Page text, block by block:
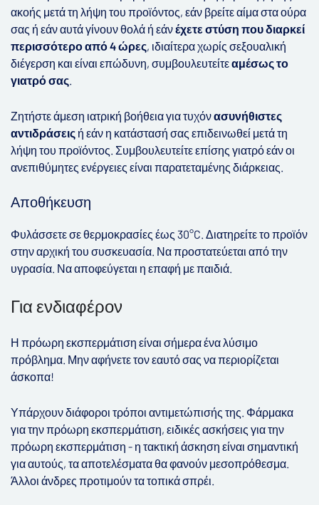
ακοής μετά τη λήψη του προϊόντος, εάν βρείτε αίμα στα ούρα
σας ή εάν αυτά γίνουν θολά ή εάνέχετε στύση που διαρκεί
περισσότερο από 4 ώρες, ιδιαίτερα χωρίς σεξουαλική
διέγερση και είναι επώδυνη, συμβουλευτείτεαμέσως το
γιατρό σας.
Ζητήστε άμεση ιατρική βοήθεια για τυχόνασυνήθιστες
αντιδράσεις ή εάν η κατάστασή σας επιδεινωθεί μετά τη
λήψη του προϊόντος. Συμβουλευτείτε επίσης γιατρό εάν οι
ανεπιθύμητες ενέργειες είναι παρατεταμένης διάρκειας.
Αποθήκευση
Φυλάσσετε σε θερμοκρασίες έως 30°C. Διατηρείτε το προϊόν
στην αρχική του συσκευασία. Να προστατεύεται από την
υγρασία. Να αποφεύγεται η επαφή με παιδιά.
Για ενδιαφέρον
Η πρόωρη εκσπερμάτιση είναι σήμερα ένα λύσιμο
πρόβλημα. Μην αφήνετε τον εαυτό σας να περιορίζεται
άσκοπα!
Υπάρχουν διάφοροι τρόποι αντιμετώπισής της. Φάρμακα
για την πρόωρη εκσπερμάτιση, ειδικές ασκήσεις για την
πρόωρη εκσπερμάτιση - η τακτική άσκηση είναι σημαντική
για αυτούς, τα αποτελέσματα θα φανούν μεσοπρόθεσμα.
Άλλοι άνδρες προτιμούν τα τοπικά σπρέι.